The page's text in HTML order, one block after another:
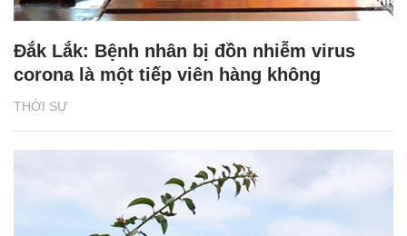
THỜI SỰ
Đắk Lắk: Bệnh nhân bị đồn nhiễm virus
corona là một tiếp viên hàng không